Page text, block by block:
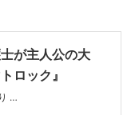
が主人公の大
ロック』
…